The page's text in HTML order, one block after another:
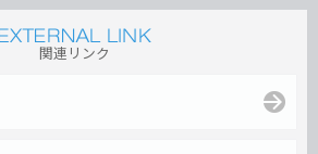
関連リンク